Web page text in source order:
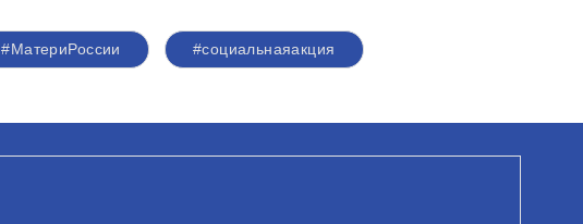
#МатериРоссии #социальнаяакция